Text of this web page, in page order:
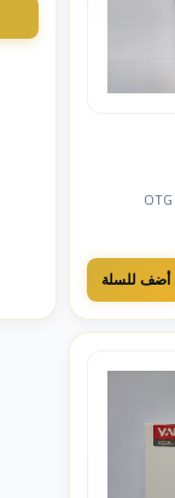
أضف للسلة